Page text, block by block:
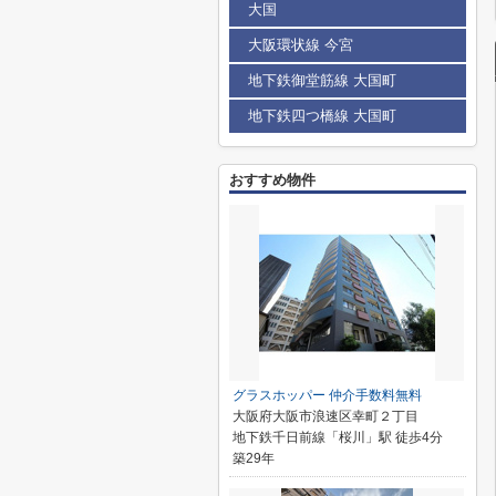
大国
大阪環状線 今宮
地下鉄御堂筋線 大国町
地下鉄四つ橋線 大国町
おすすめ物件
グラスホッパー 仲介手数料無料
大阪府大阪市浪速区幸町２丁目
地下鉄千日前線「桜川」駅 徒歩4分
築29年